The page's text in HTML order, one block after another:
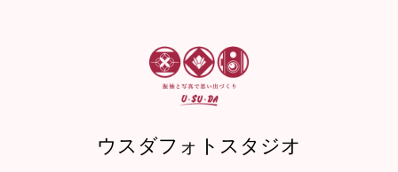
ウスダフォトスタジオ